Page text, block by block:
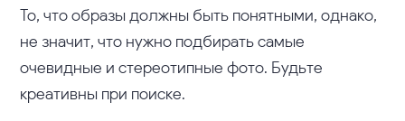
То, что образы должны быть понятными, однако,
не значит, что нужно подбирать самые
очевидные и стереотипные фото. Будьте
креативны при поиске.